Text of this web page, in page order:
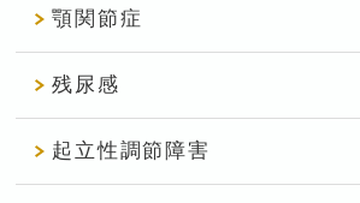
顎関節症
残尿感
起立性調節障害